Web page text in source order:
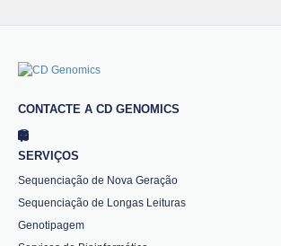
CONTACTE A CD GENOMICS
SERVIÇOS
Sequenciação de Nova Geração
Sequenciação de Longas Leituras
Genotipagem